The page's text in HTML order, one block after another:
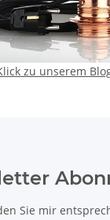
zu unserem
Sie mir